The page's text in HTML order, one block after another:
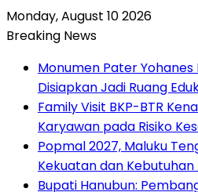
Monday, August 10 2026
Breaking News
Monumen Pater
Disiapkan Jadi Ruang
Family Visit BKP-BTR
Karyawan pada Risiko
Popmal 2027, Maluku
Kekuatan dan
Bupati Hanubun: